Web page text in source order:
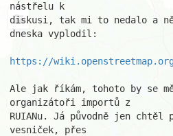
nástřelu k
diskusi, tak mi to nedalo a
dneska vyplodil:
https://
Ale jak říkám, tohoto by se
organizátoři importů z
RUIANu. Já původně jen chtěl
vesniček, přes